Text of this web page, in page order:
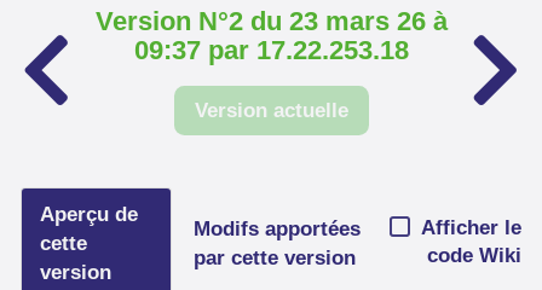
Version N°2 du 23 mars 26 à
09:37 par 17.22.253.18
Version actuelle
Aperçu de
cette
version
Modifs apportées
par cette version
Afficher le
code Wiki